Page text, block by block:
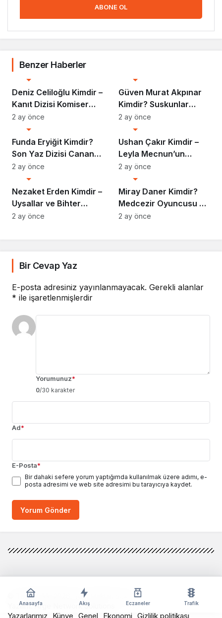
ABONE OL
Benzer Haberler
Deniz Celiloğlu Kimdir –
Kanıt Dizisi Komiser
Selim Hakkında Her
2 ay önce
Güven Murat Akpınar
Kimdir? Suskunlar
Dizisinin Unutulmaz
Iska’sı
2 ay önce
Funda Eryiğit Kimdir?
Son Yaz Dizisi Canan
Karakteri ve Başarı
Dolu Kariyeri
Biyografi
2 ay önce
Ushan Çakır Kimdir –
Leyla Mecnun’un
Arda’sı Hakkında Her
Biyografi
2 ay önce
Nezaket Erden Kimdir –
Uysallar ve Bihter
Projeleriyle Parlayan
Biyografi
2 ay önce
Miray Daner Kimdir?
Medcezir Oyuncusu ve
Başarılı Kariyeri
Biyografi
2 ay önce
Bir Cevap Yaz
E-posta adresiniz yayınlanmayacak. Gerekli alanlar
* ile işaretlenmişlerdir
Yorumunuz*
0/30 karakter
Ad*
E-Posta*
Bir dahaki sefere yorum yaptığımda kullanılmak üzere adımı, e-
posta adresimi ve web site adresimi bu tarayıcıya kaydet.
Yorum Gönder
Anasayfa Akış Eczaneler Trafik
© Telif Hakkı 2026, Tüm Hakları Saklıdır
Yazılım:Arge Network Solutions
Yazarlarımız
Künye Genel Ekonomi Gizlilik politikası